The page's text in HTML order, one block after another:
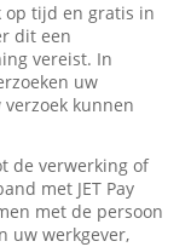
op tijd en gratis in
dit een
vereist. In
uw
kunnen
de verwerking of
met JET Pay
met de persoon
uw werkgever,